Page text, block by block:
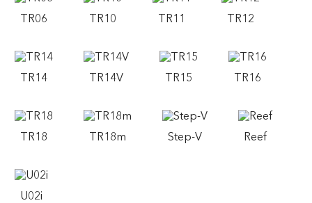
TR06 TR10 TR11 TR12
TR14 TR14V TR15 TR16
TR18 TR18m Step-V Reef
U02i